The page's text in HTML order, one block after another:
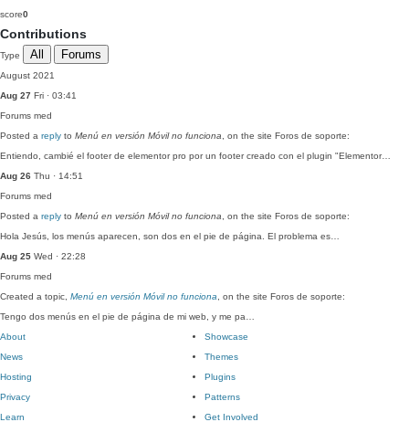
score0
Contributions
Type All Forums
August 2021
Aug 27 Fri · 03:41
Forums med
Posted a reply to Menú en versión Móvil no funciona , on the site Foros de soporte:
Entiendo, cambié el footer de elementor pro por un footer creado con el plugin "Elementor…
Aug 26 Thu · 14:51
Forums med
Posted a reply to Menú en versión Móvil no funciona , on the site Foros de soporte:
Hola Jesús, los menús aparecen, son dos en el pie de página. El problema es…
Aug 25 Wed · 22:28
Forums med
Created a topic, Menú en versión Móvil no funciona , on the site Foros de soporte:
Tengo dos menús en el pie de página de mi web, y me pa…
About
News
Hosting
Privacy
Showcase
Themes
Plugins
Patterns
Learn
Get Involved